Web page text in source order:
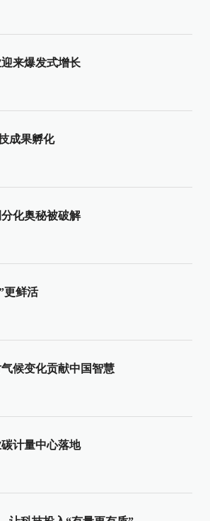
来爆发式增长
成果孵化
化奥秘被破解
更鲜活
候变化贡献中国智慧
计量中心落地